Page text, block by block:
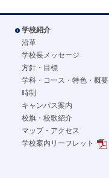
学校紹介
沿革
学校長メッセージ
方針・目標
学科・コース・特色・概要
時制
キャンパス案内
校旗・校歌紹介
マップ・アクセス
学校案内リーフレット